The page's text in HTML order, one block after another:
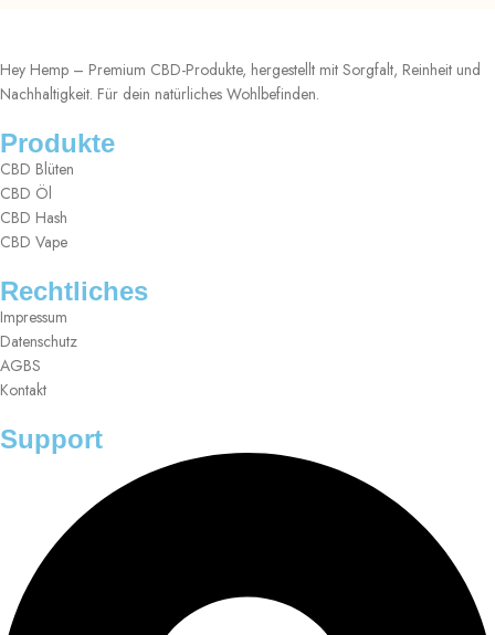
Hey Hemp – Premium CBD-Produkte, hergestellt mit Sorgfalt, Reinheit und
Nachhaltigkeit. Für dein natürliches Wohlbefinden.
Produkte
CBD Blüten
CBD Öl
CBD Hash
CBD Vape
Rechtliches
Impressum
Datenschutz
AGBS
Kontakt
Support